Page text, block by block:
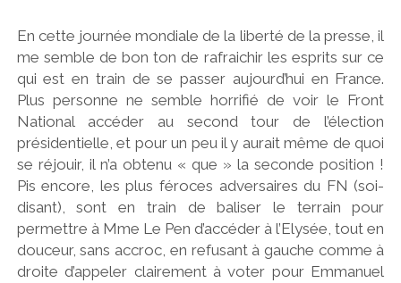
En cette journée mondiale de la liberté de la presse, il
me semble de bon ton de rafraichir les esprits sur ce
qui est en train de se passer aujourd’hui en France.
Plus personne ne semble horrifié de voir le Front
National accéder au second tour de l’élection
présidentielle, et pour un peu il y aurait même de quoi
se réjouir, il n’a obtenu « que » la seconde position !
Pis encore, les plus féroces adversaires du FN (soi-
disant), sont en train de baliser le terrain pour
permettre à Mme Le Pen d’accéder à l’Elysée, tout en
douceur, sans accroc, en refusant à gauche comme à
droite d’appeler clairement à voter pour Emmanuel